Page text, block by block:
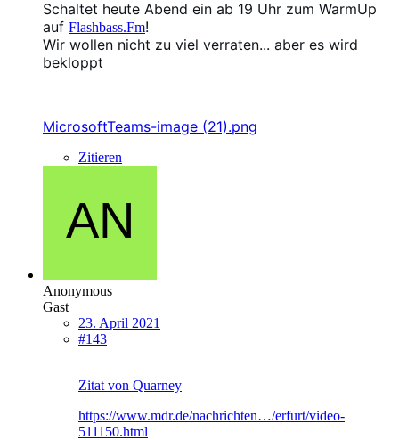
Schaltet heute Abend ein ab 19 Uhr zum WarmUp
auf Flashbass.Fm!
Wir wollen nicht zu viel verraten... aber es wird
bekloppt
MicrosoftTeams-image (21).png
Zitieren
Anonymous
Gast
23. April 2021
#143
Zitat von Quarney
https://www.mdr.de/nachrichten…/erfurt/video-
511150.html